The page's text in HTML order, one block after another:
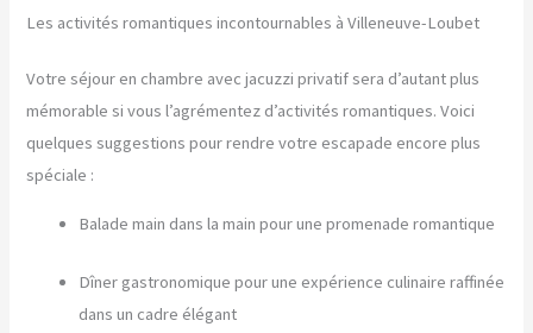
Les activités romantiques incontournables à Villeneuve-Loubet
Votre séjour en chambre avec jacuzzi privatif sera d’autant plus
mémorable si vous l’agrémentez d’activités romantiques. Voici
quelques suggestions pour rendre votre escapade encore plus
spéciale :
Balade main dans la main pour une promenade romantique
Dîner gastronomique pour une expérience culinaire raffinée
dans un cadre élégant